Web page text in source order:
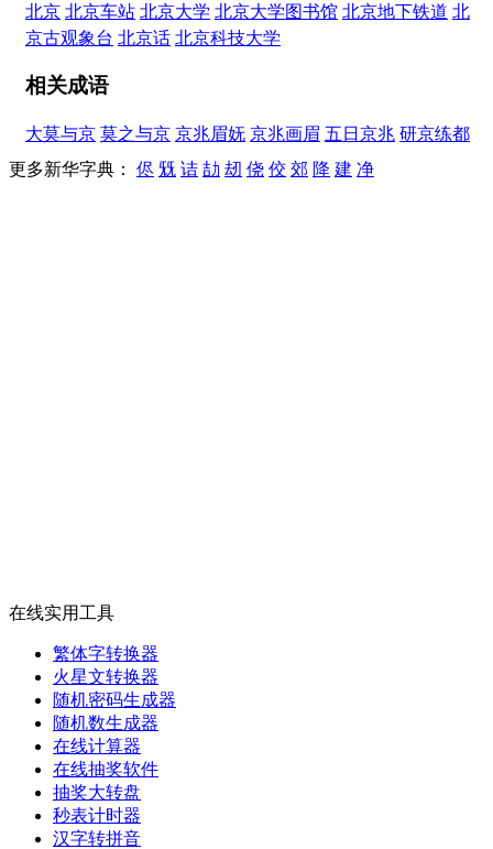
北京 北京车站 北京大学 北京大学图书馆 北京地下铁道 北
京古观象台 北京话 北京科技大学
相关成语
大莫与京 莫之与京 京兆眉妩 京兆画眉 五日京兆 研京练都
更多新华字典： 侭 兓 诘 劼 刼 侥 佼 郊 降 建 净
在线实用工具
繁体字转换器
火星文转换器
随机密码生成器
随机数生成器
在线计算器
在线抽奖软件
抽奖大转盘
秒表计时器
汉字转拼音